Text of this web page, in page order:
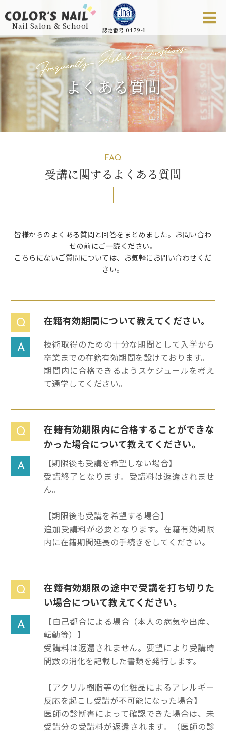
Nail Salon & School 認定番号 0479-1
よくある質問
FAQ
受講に関するよくある質問
皆様からのよくある質問と回答をまとめました。お問い合わ
せの前にご一読ください。
こちらにないご質問については、お気軽にお問い合わせくだ
さい。
Q 在籍有効期間について教えてください。
A
技術取得のための十分な期間として入学から
卒業までの在籍有効期間を設けております。
期間内に合格できるようスケジュールを考え
て通学してください。
Q
在籍有効期限内に合格することができな
かった場合について教えてください。
A
【期限後も受講を希望しない場合】
受講終了となります。受講料は返還されませ
ん。
【期限後も受講を希望する場合】
追加受講料が必要となります。在籍有効期限
内に在籍期間延長の手続きをしてください。
Q
在籍有効期限の途中で受講を打ち切りた
い場合について教えてください。
A
【自己都合による場合（本人の病気や出産、
転勤等）】
受講料は返還されません。要望により受講時
間数の消化を記載した書類を発行します。
【アクリル樹脂等の化粧品によるアレルギー
反応を起こし受講が不可能になった場合】
医師の診断書によって確認できた場合は、未
受講分の受講料が返還されます。（医師の診